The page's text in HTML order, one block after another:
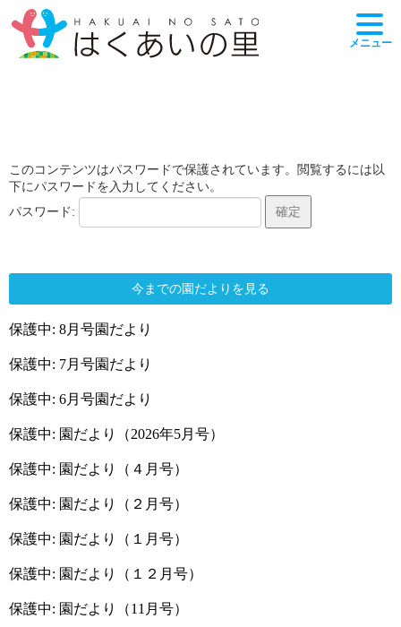
メニュー
このコンテンツはパスワードで保護されています。閲覧するには以
下にパスワードを入力してください。
パスワード:
今までの園だよりを見る
保護中: 8月号園だより
保護中: 7月号園だより
保護中: 6月号園だより
保護中: 園だより（2026年5月号）
保護中: 園だより（４月号）
保護中: 園だより（２月号）
保護中: 園だより（１月号）
保護中: 園だより（１２月号）
保護中: 園だより（11月号）